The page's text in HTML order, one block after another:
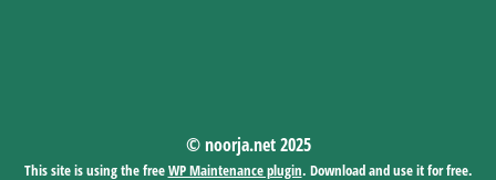
© noorja.net 2025
This site is using the freeWP Maintenance plugin. Download and use it for free.